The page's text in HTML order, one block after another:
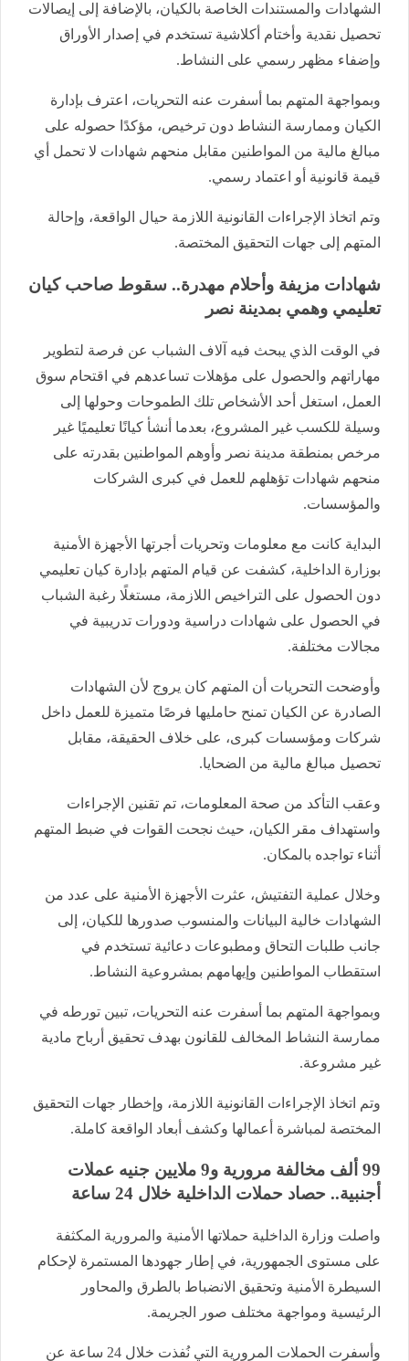
الشهادات والمستندات الخاصة بالكيان، بالإضافة إلى إيصالات
تحصيل نقدية وأختام أكلاشية تستخدم في إصدار الأوراق
وإضفاء مظهر رسمي على النشاط.
وبمواجهة المتهم بما أسفرت عنه التحريات، اعترف بإدارة
الكيان وممارسة النشاط دون ترخيص، مؤكدًا حصوله على
مبالغ مالية من المواطنين مقابل منحهم شهادات لا تحمل أي
قيمة قانونية أو اعتماد رسمي.
وتم اتخاذ الإجراءات القانونية اللازمة حيال الواقعة، وإحالة
المتهم إلى جهات التحقيق المختصة.
شهادات مزيفة وأحلام مهدرة.. سقوط صاحب كيان
تعليمي وهمي بمدينة نصر
في الوقت الذي يبحث فيه آلاف الشباب عن فرصة لتطوير
مهاراتهم والحصول على مؤهلات تساعدهم في اقتحام سوق
العمل، استغل أحد الأشخاص تلك الطموحات وحولها إلى
وسيلة للكسب غير المشروع، بعدما أنشأ كيانًا تعليميًا غير
مرخص بمنطقة مدينة نصر وأوهم المواطنين بقدرته على
منحهم شهادات تؤهلهم للعمل في كبرى الشركات
والمؤسسات.
البداية كانت مع معلومات وتحريات أجرتها الأجهزة الأمنية
بوزارة الداخلية، كشفت عن قيام المتهم بإدارة كيان تعليمي
دون الحصول على التراخيص اللازمة، مستغلًا رغبة الشباب
في الحصول على شهادات دراسية ودورات تدريبية في
مجالات مختلفة.
وأوضحت التحريات أن المتهم كان يروج لأن الشهادات
الصادرة عن الكيان تمنح حامليها فرصًا متميزة للعمل داخل
شركات ومؤسسات كبرى، على خلاف الحقيقة، مقابل
تحصيل مبالغ مالية من الضحايا.
وعقب التأكد من صحة المعلومات، تم تقنين الإجراءات
واستهداف مقر الكيان، حيث نجحت القوات في ضبط المتهم
أثناء تواجده بالمكان.
وخلال عملية التفتيش، عثرت الأجهزة الأمنية على عدد من
الشهادات خالية البيانات والمنسوب صدورها للكيان، إلى
جانب طلبات التحاق ومطبوعات دعائية تستخدم في
استقطاب المواطنين وإيهامهم بمشروعية النشاط.
وبمواجهة المتهم بما أسفرت عنه التحريات، تبين تورطه في
ممارسة النشاط المخالف للقانون بهدف تحقيق أرباح مادية
غير مشروعة.
وتم اتخاذ الإجراءات القانونية اللازمة، وإخطار جهات التحقيق
المختصة لمباشرة أعمالها وكشف أبعاد الواقعة كاملة.
99 ألف مخالفة مرورية و9 ملايين جنيه عملات
أجنبية.. حصاد حملات الداخلية خلال 24 ساعة
واصلت وزارة الداخلية حملاتها الأمنية والمرورية المكثفة
على مستوى الجمهورية، في إطار جهودها المستمرة لإحكام
السيطرة الأمنية وتحقيق الانضباط بالطرق والمحاور
الرئيسية ومواجهة مختلف صور الجريمة.
وأسفرت الحملات المرورية التي نُفذت خلال 24 ساعة عن